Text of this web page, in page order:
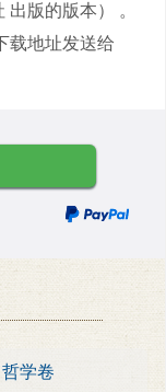
版的版本） 。
载地址发送给
学卷